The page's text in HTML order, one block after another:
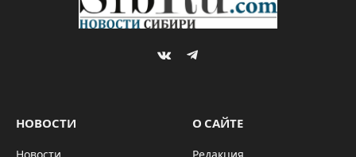
ВОСТОЧНЫЙ ВЕКТОР Комментариев нет 10 Mins Read